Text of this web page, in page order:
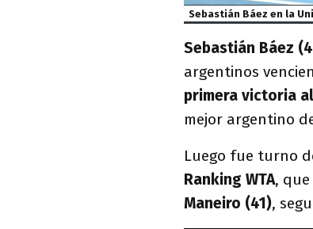
Sebastián Báez en la
Sebastián Báez
argentinos
primera victoria
mejor argentino
Luego fue turno
Ranking WTA, que
Maneiro (41),